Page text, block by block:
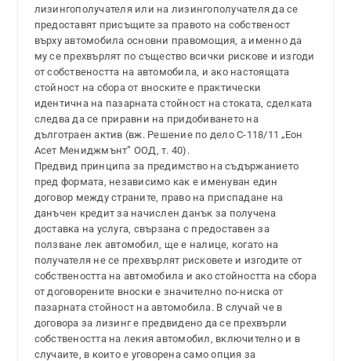
лизингополучателя или на лизингополучателя да се
предоставят присъщите за правото на собственост
върху автомобила основни правомощия, а именно да
му се прехвърлят по същество всички рискове и изгоди
от собствеността на автомобила, и ако настоящата
стойност на сбора от вноските е практически
идентична на пазарната стойност на стоката, сделката
следва да се приравни на придобиването на
дълготраен актив (вж. Решение по дело С-118/11 „Еон
Асет Мениджмънт” ООД, т. 40).
Предвид принципа за предимство на съдържанието
пред формата, независимо как е именуван един
договор между страните, право на приспадане на
данъчен кредит за начислен данък за получена
доставка на услуга, свързана с предоставен за
ползване лек автомобил, ще е налице, когато на
получателя не се прехвърлят рисковете и изгодите от
собствеността на автомобила и ако стойността на сбора
от договорените вноски е значително по-ниска от
пазарната стойност на автомобила. В случай че в
договора за лизинг е предвидено да се прехвърли
собствеността на лекия автомобил, включително и в
случаите, в които е уговорена само опция за